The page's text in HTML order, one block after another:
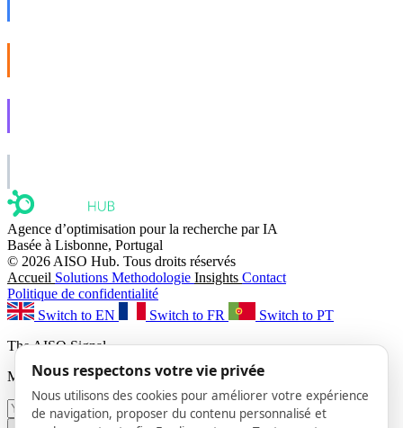
Agence d’optimisation pour la recherche par IA
Basée à Lisbonne, Portugal
© 2026 AISO Hub. Tous droits réservés
Accueil Solutions Methodologie Insights Contact
Politique de confidentialité
Switch to EN
Switch to FR
Switch to PT
The AISO Signal
Monthly AI search insights. No spam.
Nous respectons votre vie privée
Nous utilisons des cookies pour améliorer votre expérience
de navigation, proposer du contenu personnalisé et